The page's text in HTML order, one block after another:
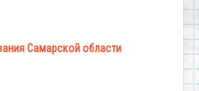
Самарской области